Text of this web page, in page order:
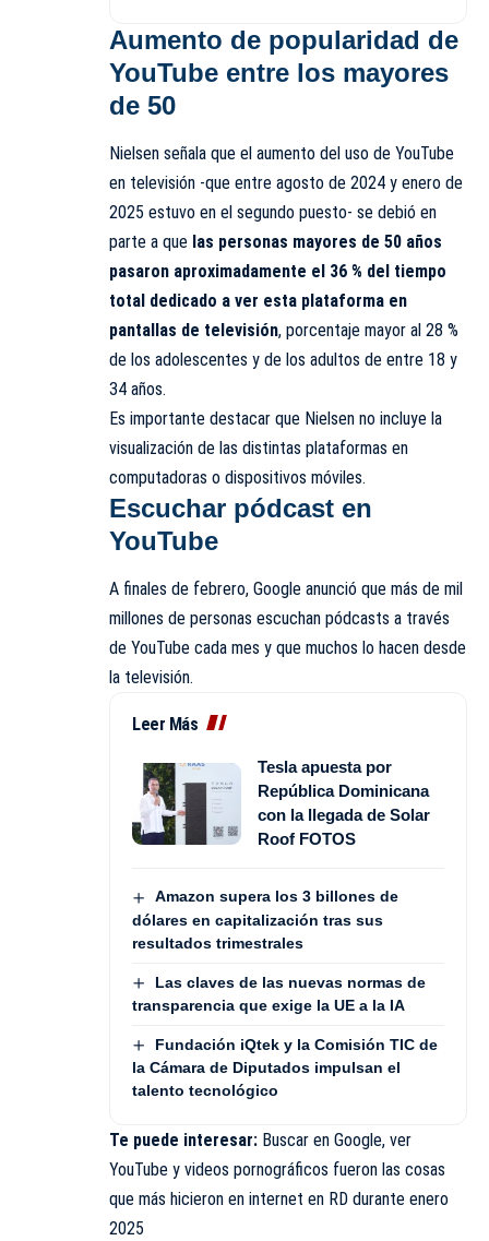
Aumento de popularidad de
YouTube entre los mayores
de 50
Nielsen señala que el aumento del uso de YouTube
en televisión -que entre agosto de 2024 y enero de
2025 estuvo en el segundo puesto- se debió en
parte a que las personas mayores de 50 años
pasaron aproximadamente el 36 % del tiempo
total dedicado a ver esta plataforma en
pantallas de televisión, porcentaje mayor al 28 %
de los adolescentes y de los adultos de entre 18 y
34 años.
Es importante destacar que Nielsen no incluye la
visualización de las distintas plataformas en
computadoras o dispositivos móviles.
Escuchar pódcast en
YouTube
A finales de febrero, Google anunció que más de mil
millones de personas escuchan pódcasts a través
de YouTube cada mes y que muchos lo hacen desde
la televisión.
Leer Más
Tesla apuesta por
República Dominicana
con la llegada de Solar
Roof FOTOS
Amazon supera los 3 billones de
dólares en capitalización tras sus
resultados trimestrales
Las claves de las nuevas normas de
transparencia que exige la UE a la IA
Fundación iQtek y la Comisión TIC de
la Cámara de Diputados impulsan el
talento tecnológico
Te puede interesar: Buscar en Google, ver
YouTube y videos pornográficos fueron las cosas
que más hicieron en internet en RD durante enero
2025